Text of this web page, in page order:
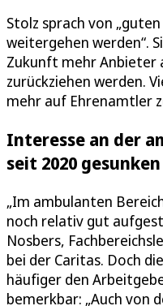
Stolz sprach von
weitergehen werden“.
Zukunft mehr Anbieter
zurückziehen werden.
mehr auf Ehrenamtler
Interesse an der
seit 2020 gesunken
„Im ambulanten
noch relativ gut
Nosbers,
bei der Caritas. Doch
häufiger den
bemerkbar: „Auch von